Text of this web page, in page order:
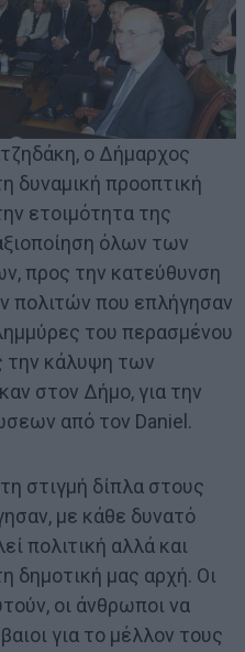
ο Δήμαρχος
δυναμική προοπτική
ετοιμότητα της
όλων των
προς την κατεύθυνση
πολιτών που επλήγησαν
του περασμένου
την κάλυψη των
στον Δήμο, για την
από τον Daniel.
στιγμή δίπλα στους
με κάθε δυνατό
πολιτική αλλά και
δημοτική μας αρχή. Οι
οι άνθρωποι να
για το μέλλον τους